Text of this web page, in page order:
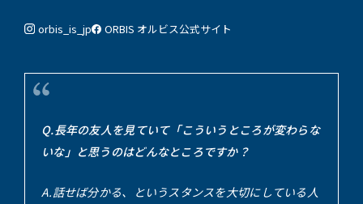
orbis_is_jp ORBIS オルビス公式サイト
Q.長年の友人を見ていて「こういうところが変わらな
いな」と思うのはどんなところですか？
A.話せば分かる、というスタンスを大切にしている人